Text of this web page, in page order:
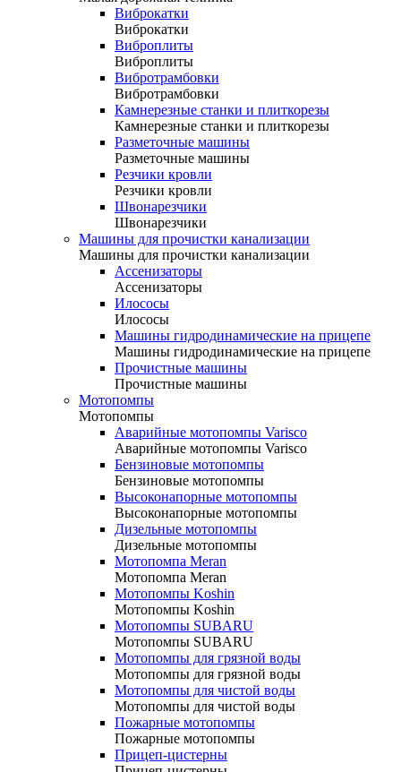
Виброкатки
Виброкатки
Виброплиты
Виброплиты
Вибротрамбовки
Вибротрамбовки
Камнерезные станки и плиткорезы
Камнерезные станки и плиткорезы
Разметочные машины
Разметочные машины
Резчики кровли
Резчики кровли
Швонарезчики
Швонарезчики
Машины для прочистки канализации
Машины для прочистки канализации
Ассенизаторы
Ассенизаторы
Илососы
Илососы
Машины гидродинамические на прицепе
Машины гидродинамические на прицепе
Прочистные машины
Прочистные машины
Мотопомпы
Мотопомпы
Аварийные мотопомпы Varisco
Аварийные мотопомпы Varisco
Бензиновые мотопомпы
Бензиновые мотопомпы
Высоконапорные мотопомпы
Высоконапорные мотопомпы
Дизельные мотопомпы
Дизельные мотопомпы
Мотопомпа Meran
Мотопомпа Meran
Мотопомпы Koshin
Мотопомпы Koshin
Мотопомпы SUBARU
Мотопомпы SUBARU
Мотопомпы для грязной воды
Мотопомпы для грязной воды
Мотопомпы для чистой воды
Мотопомпы для чистой воды
Пожарные мотопомпы
Пожарные мотопомпы
Прицеп-цистерны